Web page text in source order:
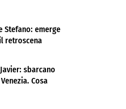
Stefano: emerge
retroscena
sbarcano
Cosa